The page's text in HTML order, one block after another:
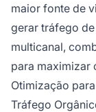
maior fonte de
gerar tráfego
multicanal,
para maximizar
Otimização
Tráfego